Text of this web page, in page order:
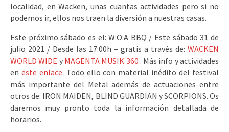
localidad, en Wacken, unas cuantas actividades pero si no
podemos ir, ellos nos traen la diversión a nuestras casas.
Este próximo sábado es el: W:O:A BBQ / Este sábado 31 de
julio 2021 / Desde las 17:00h – gratis a través de: WACKEN
WORLD WIDE y MAGENTA MUSIK 360 . Más info y actividades
en este enlace. Todo ello con material inédito del festival
más importante del Metal además de actuaciones entre
otros de: IRON MAIDEN, BLIND GUARDIAN y SCORPIONS. Os
daremos muy pronto toda la información detallada de
horarios.